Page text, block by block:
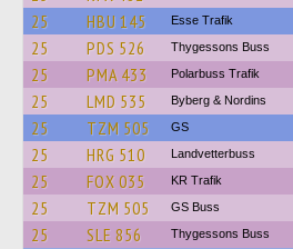
25 HBU 145 Esse Trafik
25 PDS 526 Thygessons Buss
25 PMA 433 Polarbuss Trafik
25 LMD 535 Byberg & Nordins
25 TZM 505 GS
25 HRG 510 Landvetterbuss
25 FOX 035 KR Trafik
25 TZM 505 GS Buss
25 SLE 856 Thygessons Buss